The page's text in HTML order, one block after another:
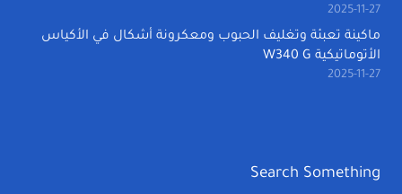
2025-11-27
ماكينة تعبئة وتغليف الحبوب ومعكرونة أشكال في الأكياس
الأتوماتيكية W340 G
2025-11-27
Search Something